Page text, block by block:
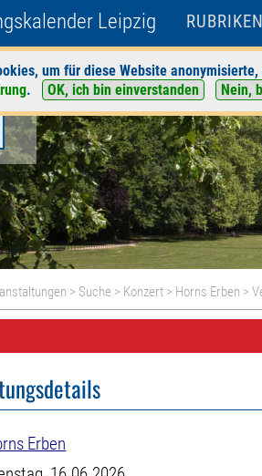
Leipzig RUBRIKEN
um für diese Website
. OK, ich bin einverstanden Nein,
> Suche > Konzert > Horns Erben >
Erben